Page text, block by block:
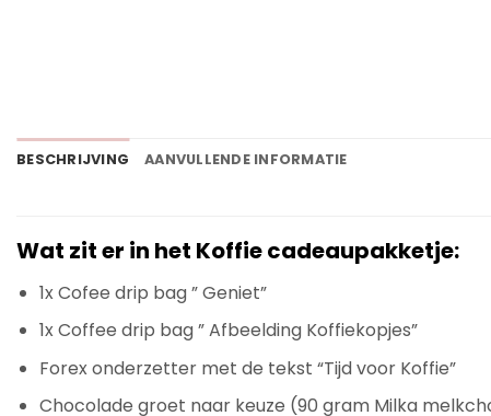
BESCHRIJVING AANVULLENDE INFORMATIE
Wat zit er in het Koffie cadeaupakketje:
1x Cofee drip bag ” Geniet”
1x Coffee drip bag ” Afbeelding Koffiekopjes”
Forex onderzetter met de tekst “Tijd voor Koffie”
Chocolade groet naar keuze (90 gram Milka